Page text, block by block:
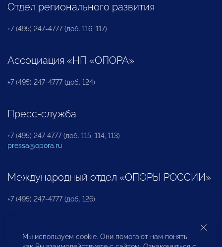
Отдел регионального развития
+7 (495) 247-4777 (доб. 116, 117)
Ассоциация «НП «ОПОРА»
+7 (495) 247-4777 (доб. 124)
Пресс-служба
+7 (495) 247 4777 (доб. 115, 114, 113)
pressa@opora.ru
Международный отдел «ОПОРЫ РОССИИ»
+7 (495) 247-4777 (доб. 126)
Бюро по защите прав предпринимателей и
инвесторов
Мы используем cookie. Они помогают нам понять,